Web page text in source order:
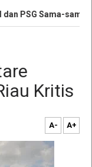
PSG Sama-sama
Kritis
A- A+